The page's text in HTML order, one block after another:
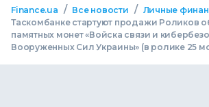
Finance.ua / Все новости / Личные
Таскомбанке стартуют продажи Роликов
памятных монет «Войска связи и
Вооруженных Сил Украины» (в ролике 25